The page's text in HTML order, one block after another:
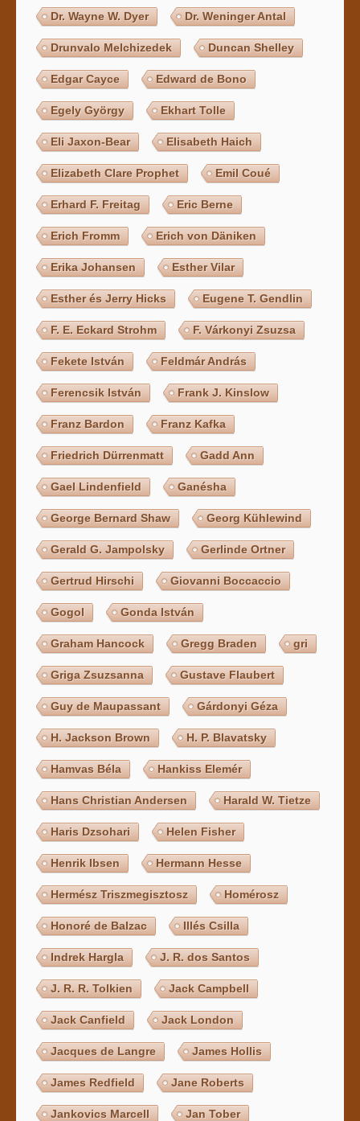
Dr. Wayne W. Dyer Dr. Weninger Antal
Drunvalo Melchizedek Duncan Shelley
Edgar Cayce Edward de Bono
Egely György Ekhart Tolle
Eli Jaxon-Bear Elisabeth Haich
Elizabeth Clare Prophet Emil Coué
Erhard F. Freitag Eric Berne
Erich Fromm Erich von Däniken
Erika Johansen Esther Vilar
Esther és Jerry Hicks Eugene T. Gendlin
F. E. Eckard Strohm F. Várkonyi Zsuzsa
Fekete István Feldmár András
Ferencsik István Frank J. Kinslow
Franz Bardon Franz Kafka
Friedrich Dürrenmatt Gadd Ann
Gael Lindenfield Ganésha
George Bernard Shaw Georg Kühlewind
Gerald G. Jampolsky Gerlinde Ortner
Gertrud Hirschi Giovanni Boccaccio
Gogol Gonda István
Graham Hancock Gregg Braden gri
Griga Zsuzsanna Gustave Flaubert
Guy de Maupassant Gárdonyi Géza
H. Jackson Brown H. P. Blavatsky
Hamvas Béla Hankiss Elemér
Hans Christian Andersen Harald W. Tietze
Haris Dzsohari Helen Fisher
Henrik Ibsen Hermann Hesse
Hermész Triszmegisztosz Homérosz
Honoré de Balzac Illés Csilla
Indrek Hargla J. R. dos Santos
J. R. R. Tolkien Jack Campbell
Jack Canfield Jack London
Jacques de Langre James Hollis
James Redfield Jane Roberts
Jankovics Marcell Jan Tober